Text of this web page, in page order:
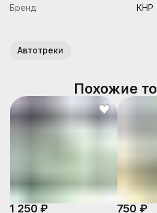
Бренд
КНР
Автотреки
Похожие
1 250 ₽ 750 ₽